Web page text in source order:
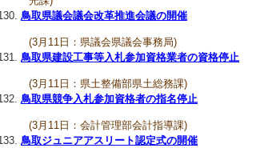
鳥取県議会議会改革推進会議の開催
(3月11日：県議会県議会事務局)
鳥取県建設工事等入札参加資格業者の資格停止
(3月11日：県土整備部県土総務課)
鳥取県競争入札参加資格者の指名停止
(3月11日：会計管理部会計指導課)
鳥取ジュニアアスリート認定式の開催